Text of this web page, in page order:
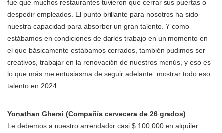
fue que muchos restaurantes tuvieron que cerrar sus puertas o
despedir empleados. El punto brillante para nosotros ha sido
nuestra capacidad para absorber un gran talento. Y como
estábamos en condiciones de darles trabajo en un momento en
el que básicamente estábamos cerrados, también pudimos ser
creativos, trabajar en la renovación de nuestros menús, y eso es
lo que más me entusiasma de seguir adelante: mostrar todo eso.
talento en 2024.
Yonathan Ghersi (Compañía cervecera de 26 grados)
Le debemos a nuestro arrendador casi $ 100,000 en alquiler